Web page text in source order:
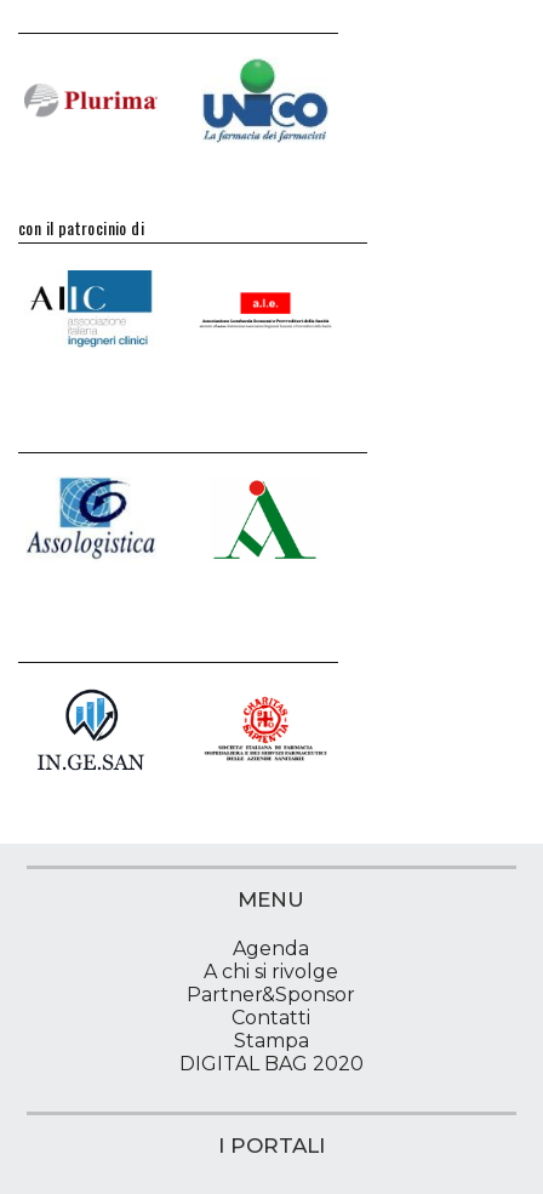
con il patrocinio di
MENU
Agenda
A chi si rivolge
Partner&Sponsor
Contatti
Stampa
DIGITAL BAG 2020
I PORTALI